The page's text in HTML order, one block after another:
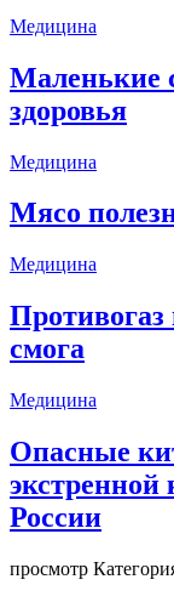
Медицина
Маленькие
здоровья
Медицина
Мясо
Медицина
Противогаз
смога
Медицина
Опасные
экстренной
России
просмотр